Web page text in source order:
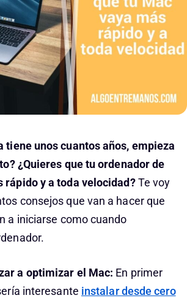
tiene unos cuantos años, empieza
¿Quieres que tu ordenador de
rápido y a toda velocidad?Te voy
consejos que van a hacer que
a iniciarse como cuando
a optimizar el Mac: En primer
interesante instalar desde cero